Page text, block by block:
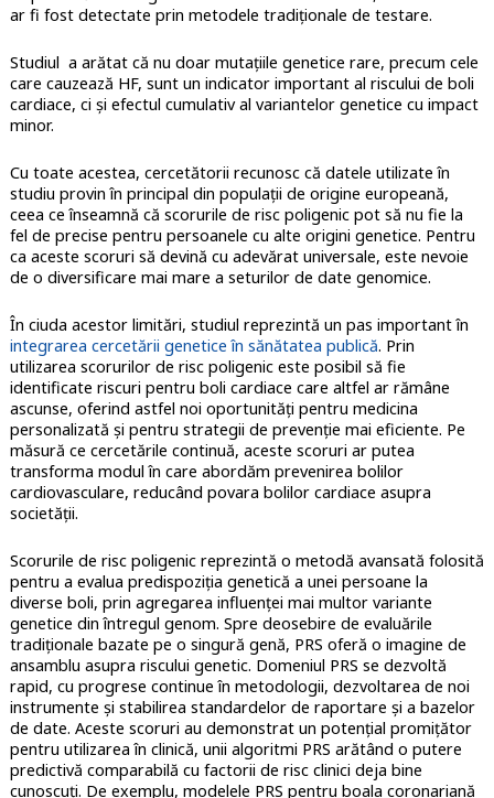
ar fi fost detectate prin metodele tradiționale de testare.
Studiul a arătat că nu doar mutațiile genetice rare, precum cele
care cauzează HF, sunt un indicator important al riscului de boli
cardiace, ci și efectul cumulativ al variantelor genetice cu impact
minor.
Cu toate acestea, cercetătorii recunosc că datele utilizate în
studiu provin în principal din populații de origine europeană,
ceea ce înseamnă că scorurile de risc poligenic pot să nu fie la
fel de precise pentru persoanele cu alte origini genetice. Pentru
ca aceste scoruri să devină cu adevărat universale, este nevoie
de o diversificare mai mare a seturilor de date genomice.
În ciuda acestor limitări, studiul reprezintă un pas important în
integrarea cercetării genetice în sănătatea publică. Prin
utilizarea scorurilor de risc poligenic este posibil să fie
identificate riscuri pentru boli cardiace care altfel ar rămâne
ascunse, oferind astfel noi oportunități pentru medicina
personalizată și pentru strategii de prevenție mai eficiente. Pe
măsură ce cercetările continuă, aceste scoruri ar putea
transforma modul în care abordăm prevenirea bolilor
cardiovasculare, reducând povara bolilor cardiace asupra
societății.
Scorurile de risc poligenic reprezintă o metodă avansată folosită
pentru a evalua predispoziția genetică a unei persoane la
diverse boli, prin agregarea influenței mai multor variante
genetice din întregul genom. Spre deosebire de evaluările
tradiționale bazate pe o singură genă, PRS oferă o imagine de
ansamblu asupra riscului genetic. Domeniul PRS se dezvoltă
rapid, cu progrese continue în metodologii, dezvoltarea de noi
instrumente și stabilirea standardelor de raportare și a bazelor
de date. Aceste scoruri au demonstrat un potențial promițător
pentru utilizarea în clinică, unii algoritmi PRS arătând o putere
predictivă comparabilă cu factorii de risc clinici deja bine
cunoscuți. De exemplu, modelele PRS pentru boala coronariană